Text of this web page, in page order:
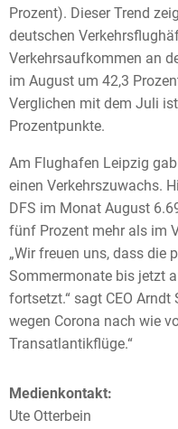
Prozent). Dieser Trend
deutschen
Verkehrsaufkommen an
im August um 42,3
Verglichen mit dem Juli
Prozentpunkte.
Am Flughafen Leipzig
einen Verkehrszuwachs.
DFS im Monat August
fünf Prozent mehr als im
„Wir freuen uns, dass die
Sommermonate bis jetzt
fortsetzt.“ sagt CEO Arndt
wegen Corona nach wie
Transatlantikflüge.“
Medienkontakt:
Ute Otterbein